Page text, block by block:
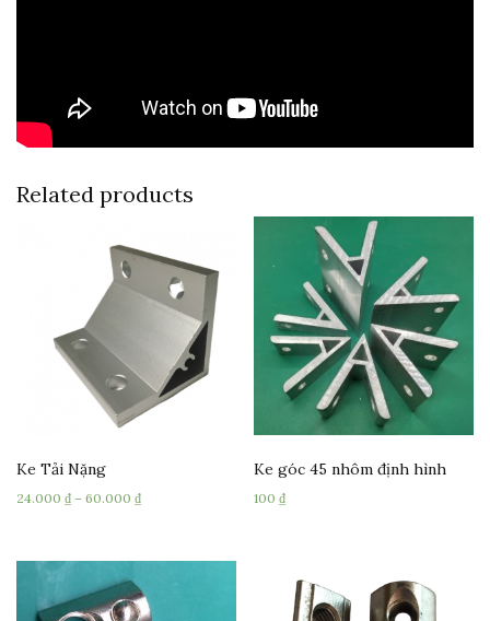
Related products
Ke Tải Nặng
24.000 ₫ – 60.000 ₫
Ke góc 45 nhôm định hình
100₫